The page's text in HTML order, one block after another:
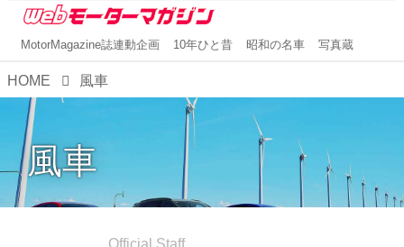
MotorMagazine誌連動企画 10年ひと昔 昭和の名車 写真蔵
HOME 風車
風車